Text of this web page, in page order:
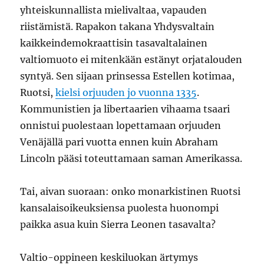
yhteiskunnallista mielivaltaa, vapauden
riistämistä. Rapakon takana Yhdysvaltain
kaikkeindemokraattisin tasavaltalainen
valtiomuoto ei mitenkään estänyt orjatalouden
syntyä. Sen sijaan prinsessa Estellen kotimaa,
Ruotsi,kielsi orjuuden jo vuonna 1335.
Kommunistien ja libertaarien vihaama tsaari
onnistui puolestaan lopettamaan orjuuden
Venäjällä pari vuotta ennen kuin Abraham
Lincoln pääsi toteuttamaan saman Amerikassa.
Tai, aivan suoraan: onko monarkistinen Ruotsi
kansalaisoikeuksiensa puolesta huonompi
paikka asua kuin Sierra Leonen tasavalta?
Valtio-oppineen keskiluokan ärtymys